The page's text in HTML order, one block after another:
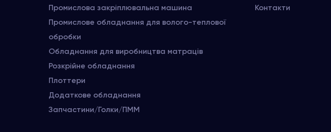
Промислова закріплювальна машина
Промислове обладнання для волого-теплової
обробки
Обладнання для виробництва матраців
Розкрійне обладнання
Плоттери
Додаткове обладнання
Запчастини/Голки/ПММ
Контакти